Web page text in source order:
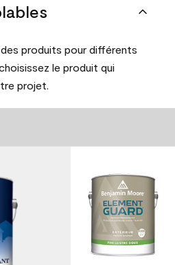
produits pour différents
le produit qui
projet.